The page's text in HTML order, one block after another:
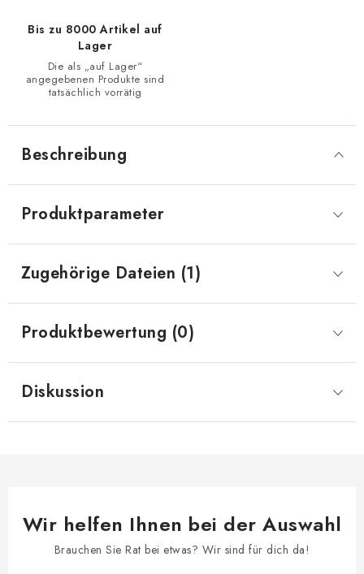
Bis zu 8000 Artikel auf
Lager
Die als „auf Lager“
angegebenen Produkte sind
tatsächlich vorrätig
Beschreibung
Produktparameter
Zugehörige Dateien (1)
Produktbewertung (0)
Diskussion
Wir helfen Ihnen bei der Auswahl
Brauchen Sie Rat bei etwas? Wir sind für dich da!